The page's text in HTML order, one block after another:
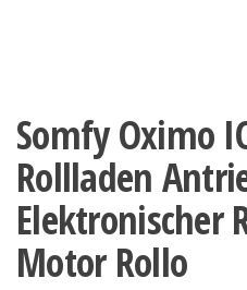
Somfy Oximo
Rollladen
Elektronischer
Motor Rollo